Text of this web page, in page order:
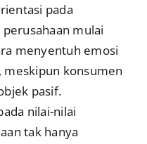
pada
mulai
menyentuh emosi
meskipun konsumen
pasif.
nilai-nilai
tak hanya